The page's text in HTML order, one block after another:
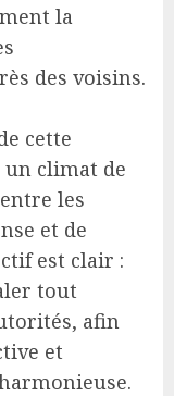
la
des voisins.
cette
un climat de
les
et de
est clair :
tout
afin
et